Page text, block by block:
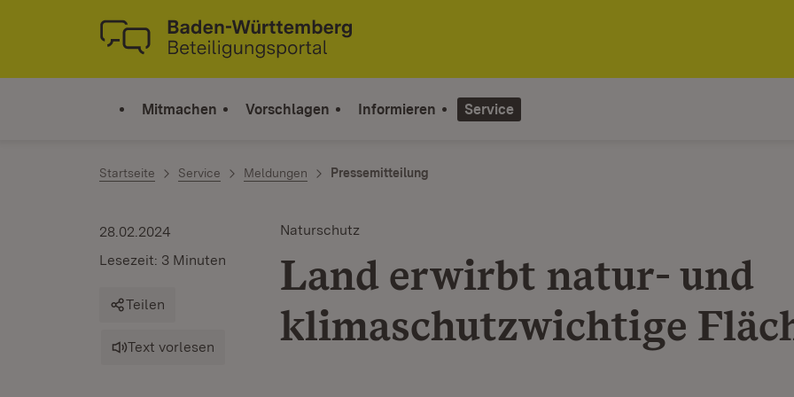
Zum Inhalt springen
Link zur Startseite
Mitmachen Vorschlagen Informieren Service
Startseite Service Meldungen Pressemitteilung
Naturschutz
Land erwirbt natur- und
klimaschutzwichtige
28.02.2024
Lesezeit: 3 Minuten
Teilen
Text vorlesen